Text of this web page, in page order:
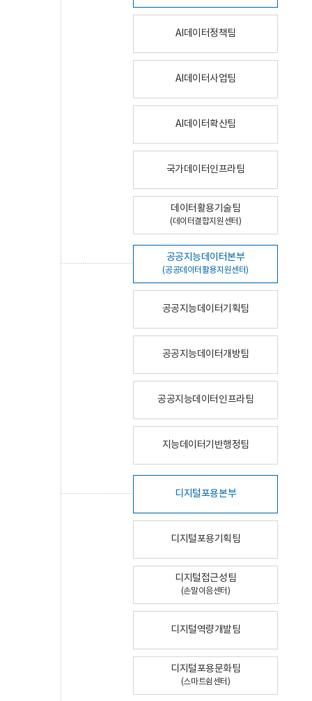
AI데이터정책팀
AI데이터사업팀
AI데이터확산팀
국가데이터인프라팀
데이터활용기술팀
(데이터결합지원센터)
공공지능데이터본부
(공공데이터활용지원센터)
공공지능데이터기획팀
공공지능데이터개방팀
공공지능데이터인프라팀
지능데이터기반행정팀
디지털포용본부
디지털포용기획팀
디지털접근성팀
(손말이음센터)
디지털역량개발팀
디지털포용문화팀
(스마트쉼센터)